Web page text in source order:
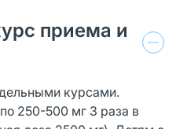
приема и
курсами.
250-500 мг 3 раза в